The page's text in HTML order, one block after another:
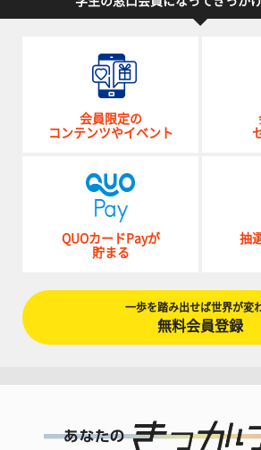
会員限定の
コンテンツやイベント
QUOカードPayが
貯まる
抽
一歩を踏み出せば世界が変
無料会員登録